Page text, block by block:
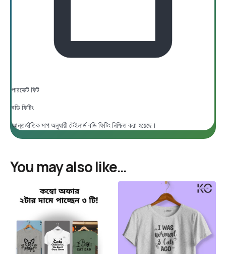
পারফেক্ট ফিট
বডি ফিটিং
আন্তর্জাতিক মাপ অনুযায়ী টেইলার্ড বডি ফিটিং নিশ্চিত করা হয়েছে।
You may also like…